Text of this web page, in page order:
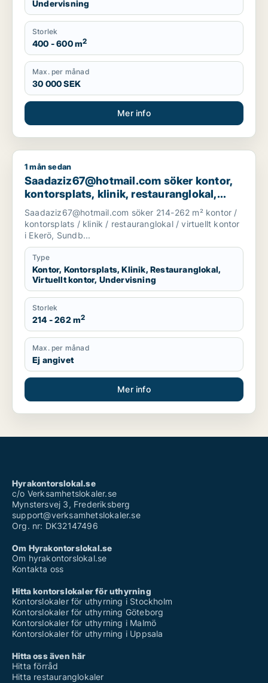
Undervisning
Storlek
400 - 600 m2
Max. per månad
30 000 SEK
Mer info
Saadaziz67@hotmail.com söker kontor, kontorsplats,
1 mån sedan
Saadaziz67@hotmail.com söker kontor,
kontorsplats, klinik, restauranglokal,
virtuellt kontor eller undervisning för
uthyrning i Ekerö, Sundbyberg eller Solna
m.fl.
Saadaziz67@hotmail.com söker 214-262 m² kontor /
kontorsplats / klinik / restauranglokal / virtuellt kontor
i Ekerö, Sundb...
Type
Kontor, Kontorsplats, Klinik, Restauranglokal,
Virtuellt kontor, Undervisning
Storlek
214 - 262 m2
Max. per månad
Ej angivet
Mer info
Hyrakontorslokal.se
c/o Verksamhetslokaler.se
Mynstersvej 3, Frederiksberg
support@verksamhetslokaler.se
Org. nr: DK32147496
Om Hyrakontorslokal.se
Om hyrakontorslokal.se
Kontakta oss
Hitta kontorslokaler för uthyrning
Kontorslokaler för uthyrning i Stockholm
Kontorslokaler för uthyrning Göteborg
Kontorslokaler för uthyrning i Malmö
Kontorslokaler för uthyrning i Uppsala
Hitta oss även här
Hitta förråd
Hitta restauranglokaler